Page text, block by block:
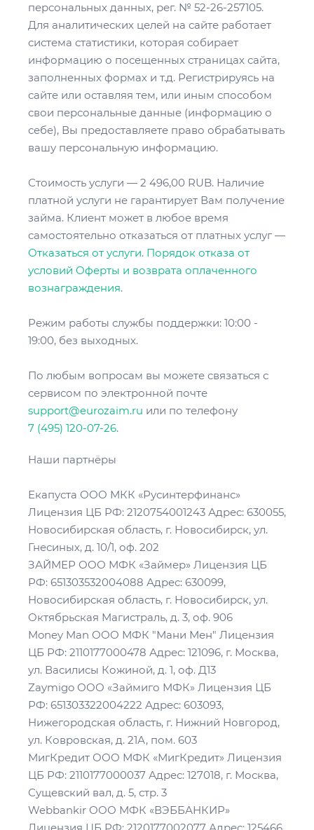
персональных данных, рег. № 52-26-257105.
Для аналитических целей на сайте работает
система статистики, которая собирает
информацию о посещенных страницах сайта,
заполненных формах и т.д. Регистрируясь на
сайте или оставляя тем, или иным способом
свои персональные данные (информацию о
себе), Вы предоставляете право обрабатывать
вашу персональную информацию.
Стоимость услуги — 2 496,00 RUB. Наличие
платной услуги не гарантирует Вам получение
займа. Клиент может в любое время
самостоятельно отказаться от платных услуг —
Отказаться от услуги. Порядок отказа от
условий Оферты и возврата оплаченного
вознаграждения.
Режим работы службы поддержки: 10:00 -
19:00, без выходных.
По любым вопросам вы можете связаться с
сервисом по электронной почте
support@eurozaim.ru или по телефону
7 (495) 120-07-26.
Наши партнёры
Екапуста ООО МКК «Русинтерфинанс»
Лицензия ЦБ РФ: 2120754001243 Адрес: 630055,
Новосибирская область, г. Новосибирск, ул.
Гнесиных, д. 10/1, оф. 202
ЗАЙМЕР ООО МФК «Займер» Лицензия ЦБ
РФ: 651303532004088 Адрес: 630099,
Новосибирская область, г. Новосибирск, ул.
Октябрьская Магистраль, д. 3, оф. 906
Money Man ООО МФК "Мани Мен" Лицензия
ЦБ РФ: 2110177000478 Адрес: 121096, г. Москва,
ул. Василисы Кожиной, д. 1, оф. Д13
Zaymigo ООО «Займиго МФК» Лицензия ЦБ
РФ: 651303322004222 Адрес: 603093,
Нижегородская область, г. Нижний Новгород,
ул. Ковровская, д. 21А, пом. 603
МигКредит ООО МФК «МигКредит» Лицензия
ЦБ РФ: 2110177000037 Адрес: 127018, г. Москва,
Сущевский вал, д. 5, стр. 3
Webbankir ООО МФК «ВЭББАНКИР»